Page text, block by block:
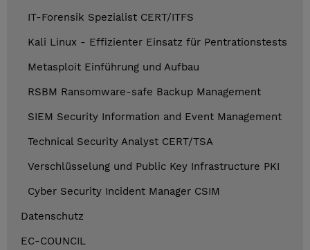
IT-Forensik Spezialist CERT/ITFS
Kali Linux - Effizienter Einsatz für Pentrationstests
Metasploit Einführung und Aufbau
RSBM Ransomware-safe Backup Management
SIEM Security Information and Event Management
Technical Security Analyst CERT/TSA
Verschlüsselung und Public Key Infrastructure PKI
Cyber Security Incident Manager CSIM
Datenschutz
EC-COUNCIL